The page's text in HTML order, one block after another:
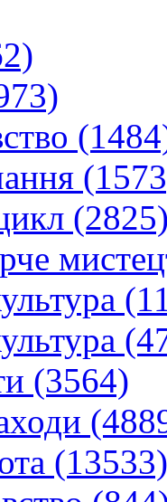
(3564)
(13533)